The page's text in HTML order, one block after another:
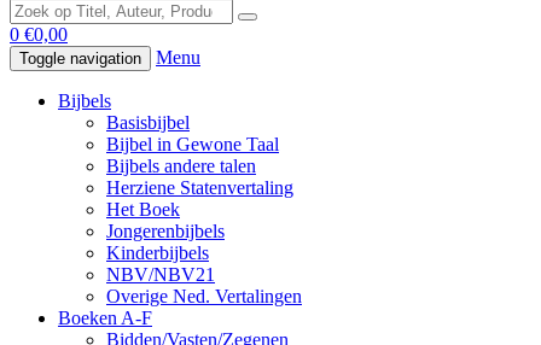
0 €0,00
Toggle navigation Menu
Bijbels
Basisbijbel
Bijbel in Gewone Taal
Bijbels andere talen
Herziene Statenvertaling
Het Boek
Jongerenbijbels
Kinderbijbels
NBV/NBV21
Overige Ned. Vertalingen
Boeken A-F
Bidden/Vasten/Zegenen